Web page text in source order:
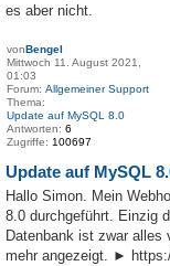
es aber nicht.
vonBengel
Mittwoch 11. August 2021,
01:03
Forum: Allgemeiner Support
Thema:
Update auf MySQL 8.0
Antworten: 6
Zugriffe: 100697
Update auf MySQL
Hallo Simon. Mein
8.0 durchgeführt. Einzig
Datenbank ist zwar alles
mehr angezeigt. ►